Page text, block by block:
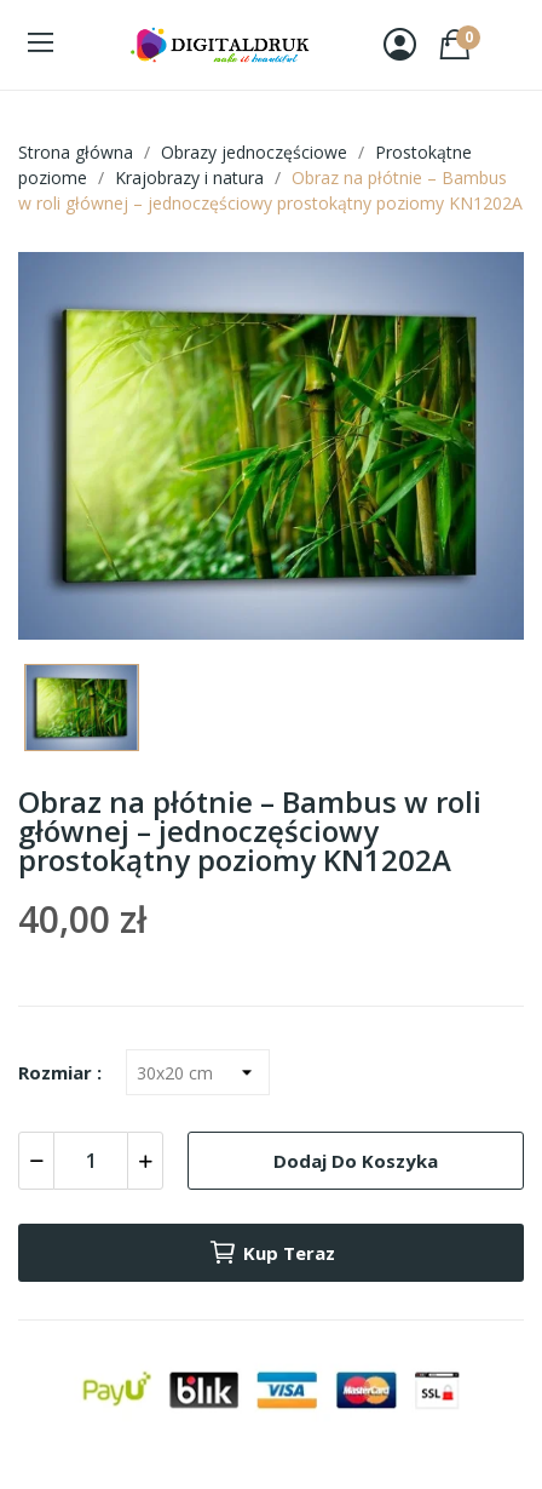
0
Strona główna Obrazy jednoczęściowe
Prostokątne
poziome
Krajobrazy i natura
Obraz na płótnie – Bambus
w roli głównej – jednoczęściowy prostokątny poziomy KN1202A
Obraz na płótnie – Bambus w roli
głównej – jednoczęściowy
prostokątny poziomy KN1202A
40,00 zł
Rozmiar :
Dodaj Do Koszyka
Kup Teraz